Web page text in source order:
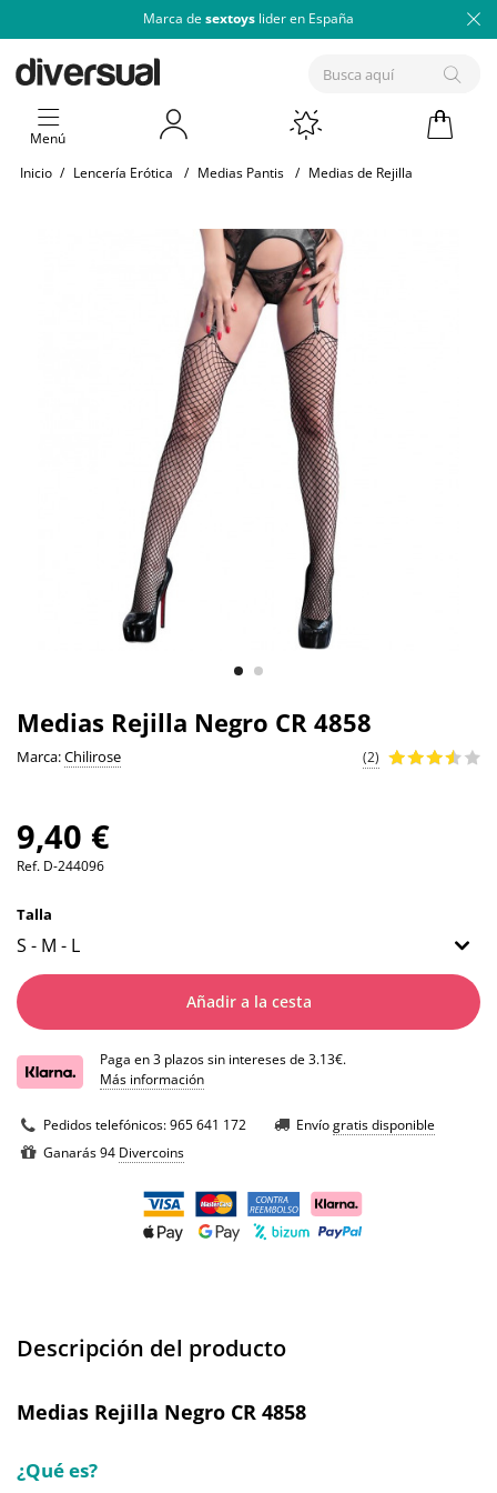
Marca de sextoys lider en España
Menú
Inicio / Lencería Erótica / Medias Pantis / Medias de Rejilla
Medias Rejilla Negro CR 4858
Marca:Chilirose (2)
9,40 €
Ref. D-244096
Talla
Añadir a la cesta
Paga en 3 plazos sin intereses de 3.13€.
Más información
Pedidos telefónicos:965 641 172 Envíogratis disponible
Ganarás 94 Divercoins
Descripción del producto
Medias Rejilla Negro CR 4858
¿Qué es?